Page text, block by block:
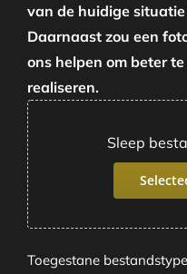
van de huidige
Daarnaast zou een
ons helpen om beter
realiseren.
Sleep
Toegestane